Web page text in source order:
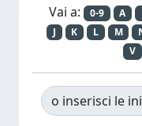
Vai a: 0-9 A
J
K L M
V
o inserisci le